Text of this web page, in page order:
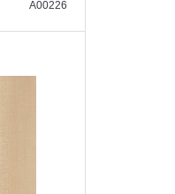
A00226